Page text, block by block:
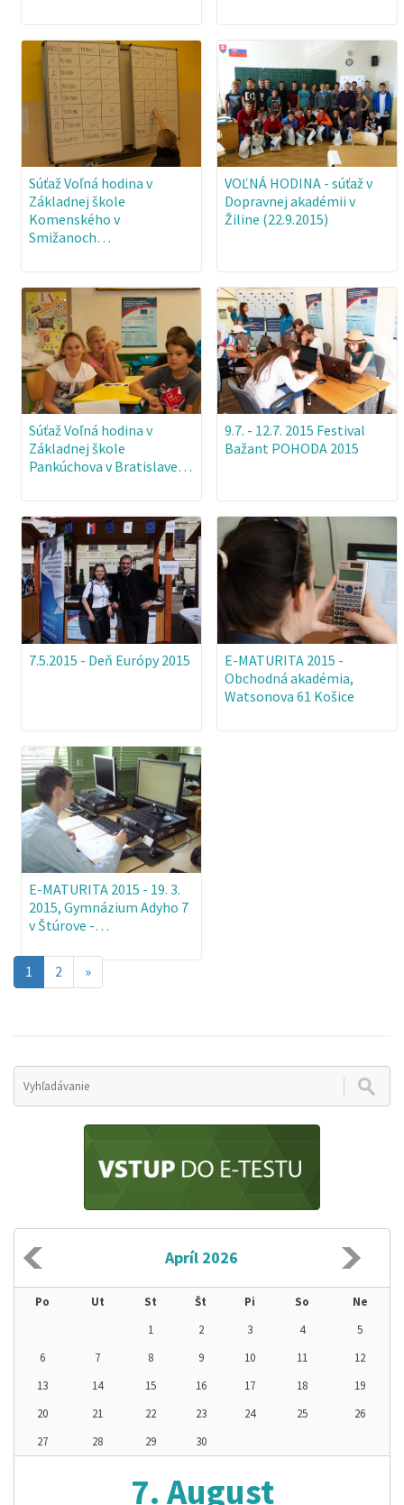
Súťaž Voľná hodina v
Základnej škole
Komenského v
Smižanoch…
VOĽNÁ HODINA - súťaž v
Dopravnej akadémii v
Žiline (22.9.2015)
Súťaž Voľná hodina v
Základnej škole
Pankúchova v Bratislave…
9.7. - 12.7. 2015 Festival
Bažant POHODA 2015
7.5.2015 - Deň Európy 2015
E-MATURITA 2015 -
Obchodná akadémia,
Watsonova 61 Košice
E-MATURITA 2015 - 19. 3.
2015, Gymnázium Adyho 7
v Štúrove -…
1 Aktuálna
stránka
2 »
Apríl 2026
Po Ut St Št Pi So
Ne
1
2 3 4
5
6
7 8 9 10 11
12
13
14 15 16 17 18
19
20
21 22 23 24 25
26
27
28 29 30
7. August